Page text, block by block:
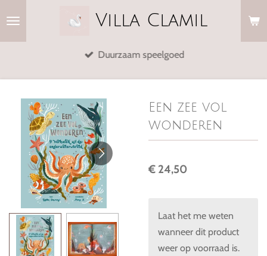
hoofdinhoud
Villa Clamil
Duurzaam speelgoed
Een zee vol
wonderen
€ 24,50
Laat het me weten
wanneer dit product
weer op voorraad is.